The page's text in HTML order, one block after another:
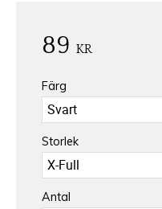
89 KR
Färg
Storlek
Antal